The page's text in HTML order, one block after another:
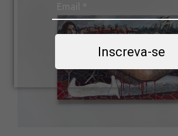
Inscreva-se